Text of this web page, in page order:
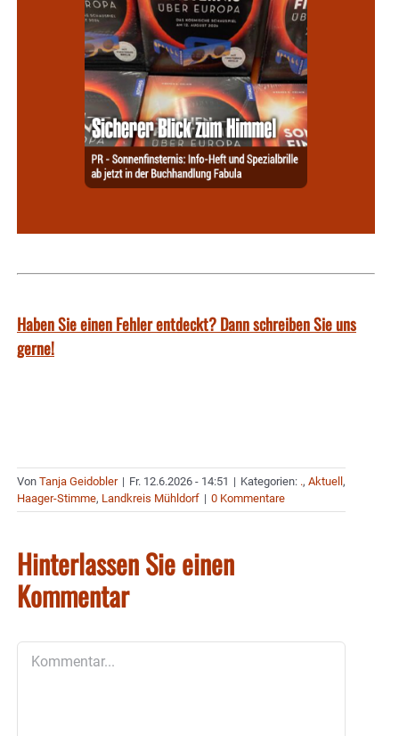
Haben Sie einen Fehler entdeckt? Dann schreiben Sie uns
gerne!
Von Tanja Geidobler | Fr. 12.6.2026 - 14:51 | Kategorien: ., Aktuell,
Haager-Stimme, Landkreis Mühldorf | 0 Kommentare
Hinterlassen Sie einen
Kommentar